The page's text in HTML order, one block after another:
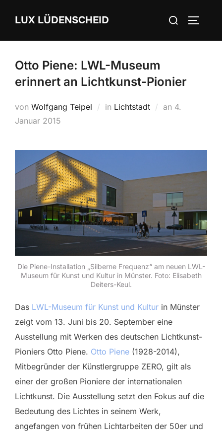
InhaltLUX LÜDENSCHEID
Suchen
Otto Piene: LWL-Museum
erinnert an Lichtkunst-Pionier
von Wolfgang Teipel in Lichtstadt an 4.
Januar 2015
Die Piene-Installation „Silberne Frequenz“ am neuen LWL-
Museum für Kunst und Kultur in Münster. Foto: Elisabeth
Deiters-Keul.
Das LWL-Museum für Kunst und Kultur in Münster
zeigt vom 13. Juni bis 20. September eine
Ausstellung mit Werken des deutschen Lichtkunst-
Pioniers Otto Piene. Otto Piene (1928-2014),
Mitbegründer der Künstlergruppe ZERO, gilt als
einer der großen Pioniere der internationalen
Lichtkunst. Die Ausstellung setzt den Fokus auf die
Bedeutung des Lichtes in seinem Werk,
angefangen von frühen Lichtarbeiten der 50er und